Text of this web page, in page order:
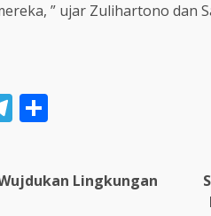
” ujar Zulihartono dan
Telegram
Lingkungan